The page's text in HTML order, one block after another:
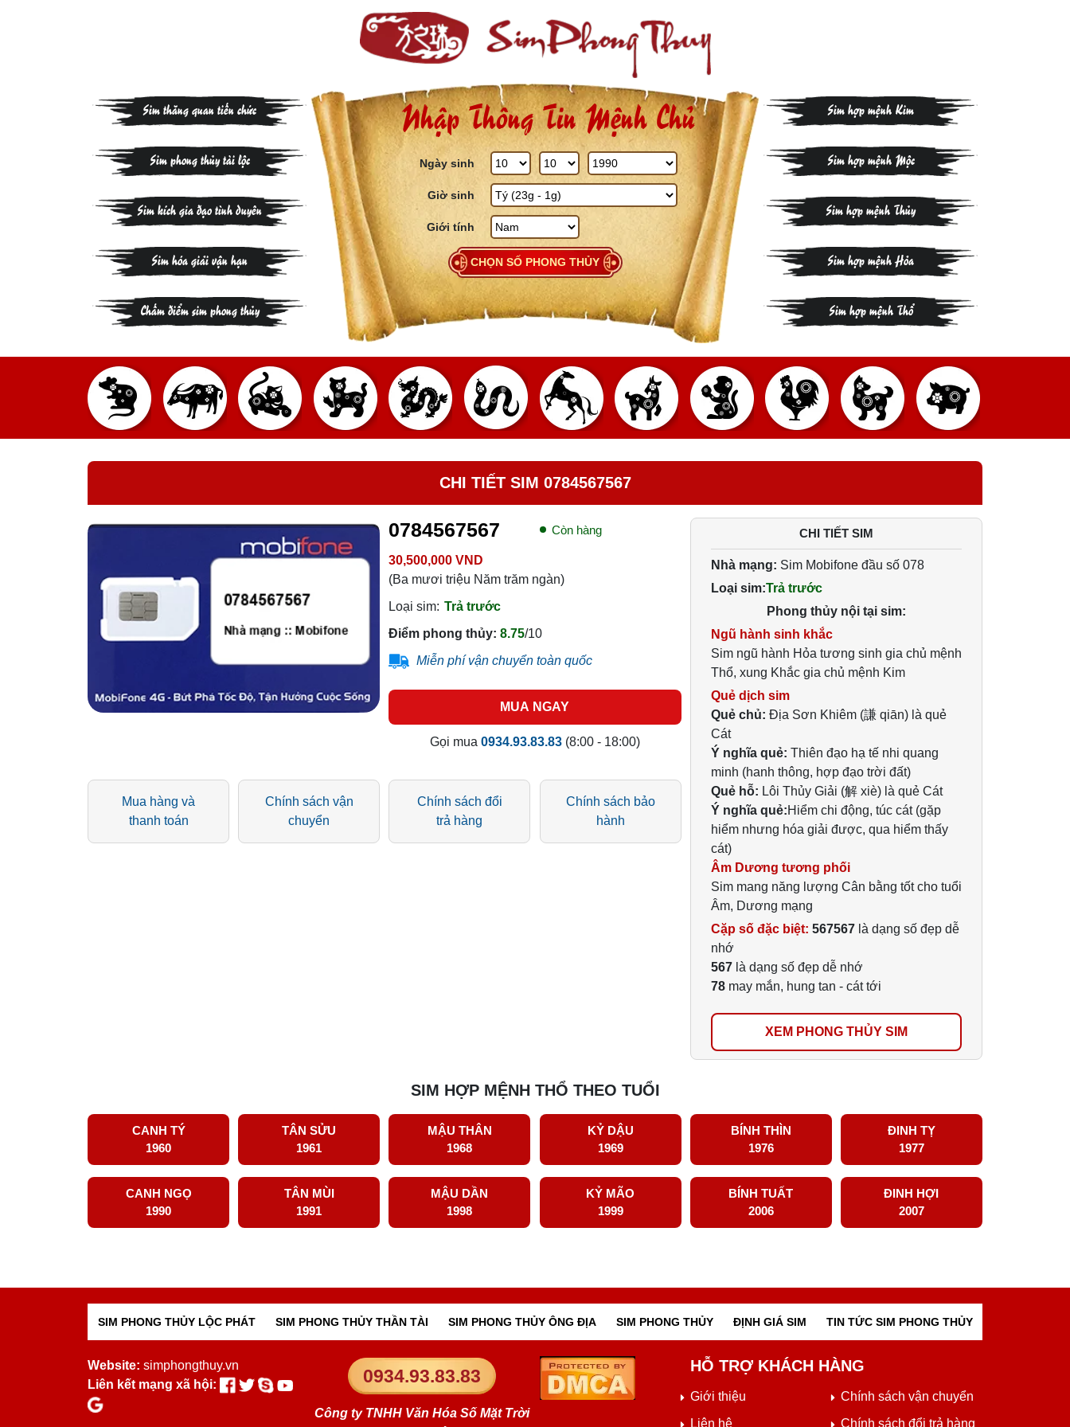
Sim thăng quan tiến chức
Sim phong thủy tài lộc
Sim kích gia đạo tình duyên
Sim hóa giải vận hạn
Chấm điểm sim phong thủy
Nhập Thông Tin Mệnh Chủ
Ngày sinh
Giờ sinh
Giới tính
CHỌN SỐ PHONG THỦY
Sim hợp mệnh Kim
Sim hợp mệnh Mộc
Sim hợp mệnh Thủy
Sim hợp mệnh Hỏa
Sim hợp mệnh Thổ
CHI TIẾT SIM 0784567567
0784567567 Còn hàng
30,500,000 VND
(Ba mươi triệu Năm trăm ngàn)
Loại sim: Trả trước
Điểm phong thủy: 8.75/10
Miễn phí vận chuyển toàn quốc
MUA NGAY
Gọi mua 0934.93.83.83(8:00 - 18:00)
Mua hàng và
thanh toán
Chính sách vận
chuyển
Chính sách đổi
trả hàng
Chính sách bảo
hành
CHI TIẾT SIM
Nhà mạng: Sim Mobifone đầu số 078
Loại sim:Trả trước
Phong thủy nội tại sim:
Ngũ hành sinh khắc
Sim ngũ hành Hỏa tương sinh gia chủ mệnh
Thổ, xung Khắc gia chủ mệnh Kim
Quẻ dịch sim
Quẻ chủ: Địa Sơn Khiêm (謙 qiān) là quẻ
Cát
Ý nghĩa quẻ: Thiên đạo hạ tế nhi quang
minh (hanh thông, hợp đạo trời đất)
Quẻ hỗ: Lôi Thủy Giải (解 xiè) là quẻ Cát
Ý nghĩa quẻ:Hiểm chi động, túc cát (gặp
hiểm nhưng hóa giải được, qua hiểm thấy
cát)
Âm Dương tương phối
Sim mang năng lượng Cân bằng tốt cho tuổi
Âm, Dương mạng
Cặp số đặc biệt: 567567là dạng số đẹp dễ
nhớ
567là dạng số đẹp dễ nhớ
78may mắn, hung tan - cát tới
XEM PHONG THỦY SIM
SIM HỢP MỆNH THỔ THEO TUỔI
CANH TÝ
1960
TÂN SỬU
1961
MẬU THÂN
1968
KỶ DẬU
1969
BÍNH THÌN
1976
ĐINH TỴ
1977
CANH NGỌ
1990
TÂN MÙI
1991
MẬU DẦN
1998
KỶ MÃO
1999
BÍNH TUẤT
2006
ĐINH HỢI
2007
SIM PHONG THỦY LỘC PHÁT SIM PHONG THỦY THẦN TÀI SIM PHONG THỦY ÔNG ĐỊA SIM PHONG THỦY ĐỊNH GIÁ SIM TIN TỨC SIM PHONG THỦY
Website: simphongthuy.vn
Liên kết mạng xã hội:
0934.93.83.83
Công ty TNHH Văn Hóa Số Mặt Trời
HỖ TRỢ KHÁCH HÀNG
Giới thiệu
Liên hệ
Chính sách vận chuyển
Chính sách đổi trả hàng